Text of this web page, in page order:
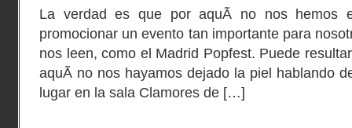
La verdad es que por aquÃ­ no nos hemos
promocionar un evento tan importante para
nos leen, como el Madrid Popfest. Puede
aquÃ­ no nos hayamos dejado la piel hablando
lugar en la sala Clamores de […]